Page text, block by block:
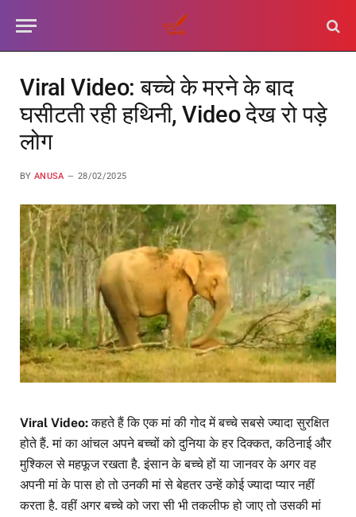
Viral Video: बच्चे के मरने के बाद
घसीटती रही हथिनी, Video देख रो पड़े
लोग
BY ANUSA 28/02/2025
Viral Video:कहते हैं कि एक मां की गोद में बच्चे सबसे ज्यादा सुरक्षित
होते हैं. मां का आंचल अपने बच्चों को दुनिया के हर दिक्कत, कठिनाई और
मुश्किल से महफूज रखता है. इंसान के बच्चे हों या जानवर के अगर वह
अपनी मां के पास हो तो उनकी मां से बेहतर उन्हें कोई ज्यादा प्यार नहीं
करता है. वहीं अगर बच्चे को जरा सी भी तकलीफ हो जाए तो उसकी मां